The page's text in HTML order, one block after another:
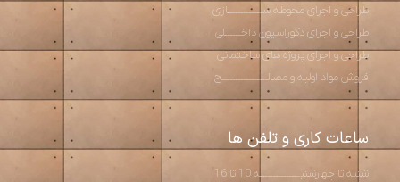
طراحی و اجرای محوطه ســـــــــــــازی
طراحی و اجرای دکوراسیون داخــــــلی
طراحی و اجرای پروژه های ساختمانی
فروش مواد اولیه و مصالـــــــــــــــــح
ساعات کاری و تلفن ها
شنبه تا چهارشنبـــــــــــــــه 10 تا 16